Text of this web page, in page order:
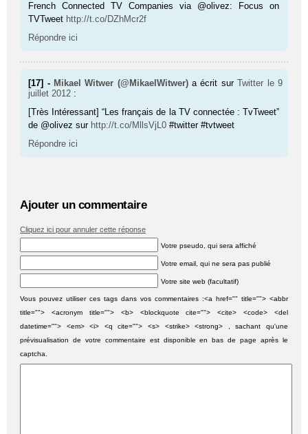
French Connected TV Companies via @olivez: Focus on
TVTweet http://t.co/DZhMcr2f
Répondre ici
[17] - Mikael Witwer (@MikaelWitwer) a écrit surTwitter le 9
juillet 2012 :
[Très Intéressant] “Les français de la TV connectée : TvTweet”
de @olivez sur http://t.co/MllsVjL0 #twitter #tvtweet
Répondre ici
Ajouter un commentaire
Cliquez ici pour annuler cette réponse
Votre pseudo, qui sera affiché
Votre email, qui ne sera pas publié
Votre site web (facultatif)
Vous pouvez utiliser ces tags dans vos commentaires :<a href="" title=""> <abbr
title=""> <acronym title=""> <b> <blockquote cite=""> <cite> <code> <del
datetime=""> <em> <i> <q cite=""> <s> <strike> <strong> , sachant qu'une
prévisualisation de votre commentaire est disponible en bas de page après le
captcha.